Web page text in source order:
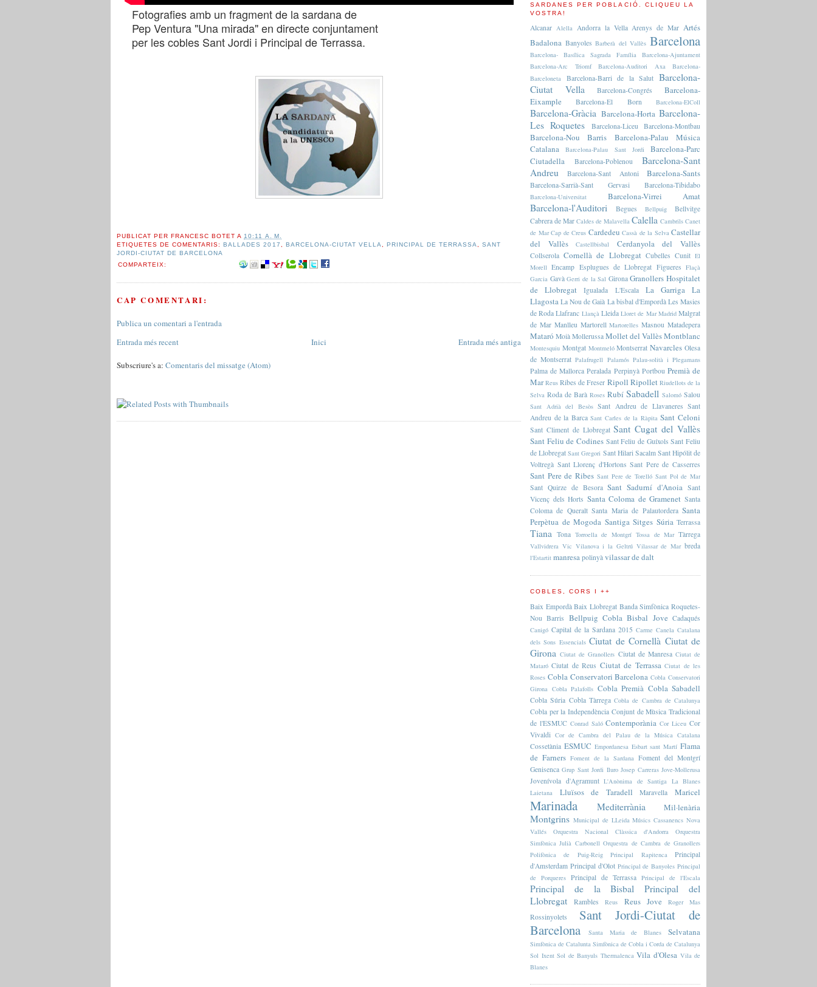
Fotografies amb un fragment de la sardana de
Pep Ventura "Una mirada" en directe conjuntament
per les cobles Sant Jordi i Principal de Terrassa.
PUBLICAT PERFRANCESC BOTET A 10:11 A. M.
ETIQUETES DE COMENTARIS:BALLADES 2017 BARCELONA-CIUTAT VELLA PRINCIPAL DE TERRASSA ,SANT
JORDI-CIUTAT DE BARCELONA
COMPARTEIX:
CAP COMENTARI:
Publica un comentari a l'entrada
Entrada més recent
Entrada més antiga
Inici
Subscriure's a: Comentaris del missatge (Atom)
SARDANES PER POBLACIÓ. CLIQUEU LA
VOSTRA!
Alcanar Alella Andorra la Vella Arenys de Mar Artés
Badalona Banyoles Barberà del Vallès Barcelona
Barcelona- Basílica Sagrada Família
Barcelona-Ajuntament
Barcelona-Arc Triomf
Barcelona-Auditori Axa
Barcelona-
Barceloneta
Barcelona-Barri de la Salut
Barcelona-
Ciutat Vella
Barcelona-Congrés
Barcelona-
Eixample
Barcelona-El Born Barcelona-ElColl
Barcelona-Gràcia Barcelona-Horta Barcelona-
Les Roquetes
Barcelona-Liceu Barcelona-Montbau
Barcelona-Nou Barris
Barcelona-Palau Música
Catalana
Barcelona-Palau Sant Jordi
Barcelona-Parc
Ciutadella
Barcelona-Poblenou
Barcelona-Sant
Andreu
Barcelona-Sant Antoni Barcelona-Sants
Barcelona-Sarrià-Sant Gervasi Barcelona-Tibidabo
Barcelona-Universitat Barcelona-Virrei Amat
Barcelona-l'Auditori Begues Bellpuig
Bellvitge
Cabrera de Mar Caldes de Malavella Calella Cambrils Canet
de Mar Cap de Creus Cardedeu Cassà de la Selva Castellar
del Vallès
Castellbisbal Cerdanyola del Vallès
Collserola Cornellà de Llobregat Cubelles Cunit El
Morell Encamp Esplugues de Llobregat Figueres Flaçà
Garcia Gavà Gerri de la Sal Girona Granollers Hospitalet
de Llobregat
Igualada L'Escala La Garriga
La
Llagosta La Nou de Gaià La bisbal d'Empordà Les Masies
de Roda Llafranc Llançà Lleida Lloret de Mar Madrid Malgrat
de Mar Manlleu Martorell Martorelles Masnou Matadepera
Mataró Moià Mollerussa Mollet del VallèsMontblanc
Montesquiu Montgat Montmeló Montserrat Navarcles Olesa
de Montserrat Palafrugell Palamós Palau-solità i Plegamans
Palma de Mallorca Peralada Perpinyà Portbou Premià de
Mar Reus Ribes de Freser Ripoll Ripollet Riudellots de la
Selva Roda de Barà Roses Rubí Sabadell Salomó Salou
Sant Adrià del Besòs Sant Andreu de Llavaneres Sant
Andreu de la Barca Sant Carles de la Ràpita Sant Celoni
Sant Climent de Llobregat Sant Cugat del Vallès
Sant Feliu de Codines Sant Feliu de Guíxols Sant Feliu
de Llobregat Sant Gregori Sant Hilari Sacalm Sant Hipólit de
Voltregà Sant Llorenç d'Hortons Sant Pere de Casserres
Sant Pere de Ribes Sant Pere de Torelló Sant Pol de Mar
Sant Quirze de Besora Sant Sadurní d'Anoia Sant
Vicenç dels Horts Santa Coloma de Gramenet Santa
Coloma de Queralt Santa Maria de Palautordera Santa
Perpètua de Mogoda Santiga Sitges Súria Terrassa
Tiana Tona Torroella de Montgrí Tossa de Mar Tàrrega
Vallvidrera Vic Vilanova i la Geltrú Vilassar de Mar breda
l'Estartit manresa polinyà vilassar de dalt
COBLES, CORS I ++
Baix Empordà Baix Llobregat Banda Simfònica Roquetes-
Nou Barris Bellpuig Cobla Bisbal Jove Cadaqués
Canigó Capital de la Sardana 2015 Carme Canela Catalana
dels Sons Essencials Ciutat de Cornellà Ciutat de
Girona Ciutat de Granollers Ciutat de Manresa Ciutat de
Mataró Ciutat de Reus Ciutat de Terrassa Ciutat de les
Roses Cobla Conservatori Barcelona Cobla Conservatori
Girona Cobla Palafolls Cobla Premià Cobla Sabadell
Cobla Súria Cobla Tàrrega Cobla de Cambra de Catalunya
Cobla per la Independència Conjunt de Mùsica Tradicional
de l'ESMUC Conrad Saló Contemporània Cor Liceu Cor
Vivaldi Cor de Cambra del Palau de la Música Catalana
Cossetània ESMUC Empordanesa Esbart sant Martí Flama
de Farners Foment de la Sardana Foment del Montgrí
Genisenca Grup Sant Jordi Iluro Josep Carreras Jove-Mollerusa
Jovenívola d'Agramunt L'Anònima de Santiga La Blanes
Laietana
Lluïsos de Taradell Maravella Maricel
Marinada Mediterrània Mil·lenària
Montgrins Municipal de LLeida Músics Cassanencs Nova
Vallés
Orquestra Nacional Clàssica d'Andorra
Orquestra
Simfònica Julià Carbonell Orquestra de Cambra de Granollers
Polifònica de Puig-Reig
Principal Rapitenca
Principal
d'Amsterdam Principal d'Olot Principal de Banyoles Principal
de Porqueres Principal de Terrassa Principal de l'Escala
Principal de la Bisbal
Principal del
Llobregat
Rambles Reus Reus Jove Roger Mas
Rossinyolets
Sant Jordi-Ciutat de
Barcelona
Santa Maria de Blanes Selvatana
Simfònica de Catalunta Simfònica de Cobla i Corda de Catalunya
Sol Ixent Sol de Banyuls Thermalenca Vila d'Olesa Vila de
Blanes